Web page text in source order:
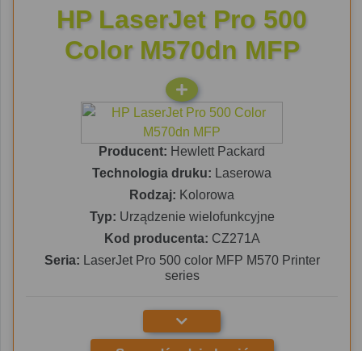
HP LaserJet Pro 500
Color M570dn MFP
Producent: Hewlett Packard
Technologia druku: Laserowa
Rodzaj: Kolorowa
Typ: Urządzenie wielofunkcyjne
Kod producenta: CZ271A
Seria: LaserJet Pro 500 color MFP M570 Printer
series